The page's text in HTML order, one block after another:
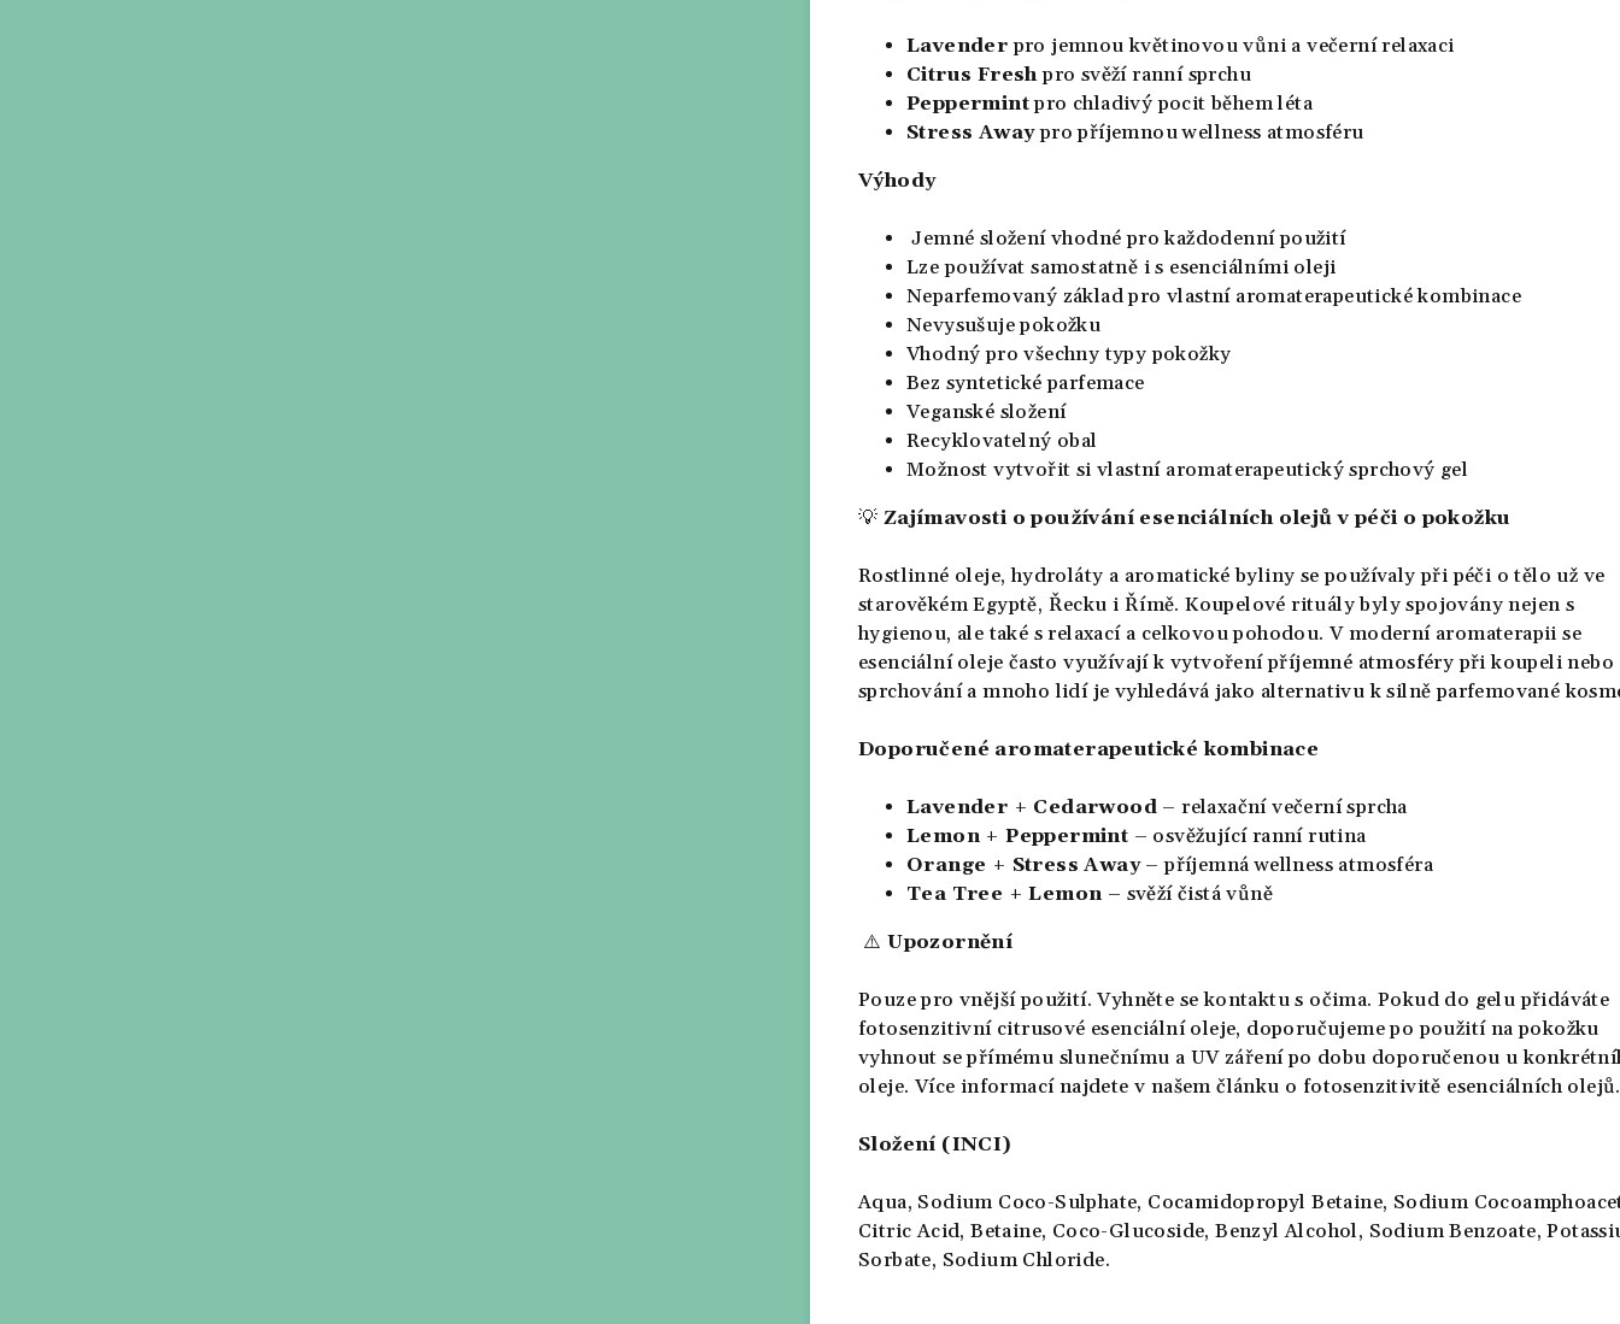
Lavender pro jemnou květinovou vůni a večerní relaxaci
Citrus Freshpro svěží ranní sprchu
Peppermintpro chladivý pocit během léta
Stress Awaypro příjemnou wellness atmosféru
Výhody
Jemné složení vhodné pro každodenní použití
Lze používat samostatně i s esenciálními oleji
Neparfemovaný základ pro vlastní aromaterapeutické kombinace
Nevysušuje pokožku
Vhodný pro všechny typy pokožky
Bez syntetické parfemace
Veganské složení
Recyklovatelný obal
Možnost vytvořit si vlastní aromaterapeutický sprchový gel
💡 Zajímavosti o používání esenciálních olejů v péči o pokožku
Rostlinné oleje, hydroláty a aromatické byliny se používaly při péči o tělo už ve
starověkém Egyptě, Řecku i Římě. Koupelové rituály byly spojovány nejen s
hygienou, ale také s relaxací a celkovou pohodou. V moderní aromaterapii se
esenciální oleje často využívají k vytvoření příjemné atmosféry při koupeli nebo
sprchování a mnoho lidí je vyhledává jako alternativu k silně parfemované
Doporučené aromaterapeutické kombinace
Lavender + Cedarwood – relaxační večerní sprcha
Lemon + Peppermint – osvěžující ranní rutina
Orange + Stress Away– příjemná wellness atmosféra
Tea Tree + Lemon– svěží čistá vůně
⚠️ Upozornění
Pouze pro vnější použití. Vyhněte se kontaktu s očima. Pokud do gelu přidáváte
fotosenzitivní citrusové esenciální oleje, doporučujeme po použití na pokožku
vyhnout se přímému slunečnímu a UV záření po dobu doporučenou u
oleje. Více informací najdete v našem článku o fotosenzitivitě esenciálních olejů.
Složení (INCI)
Aqua, Sodium Coco-Sulphate, Cocamidopropyl Betaine, Sodium
Citric Acid, Betaine, Coco-Glucoside, Benzyl Alcohol, Sodium Benzoate,
Sorbate, Sodium Chloride.